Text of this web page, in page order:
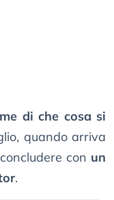
di che cosa si
quando arriva
con un
.